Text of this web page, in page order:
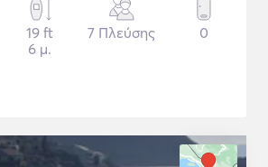
19 ft
6 μ.
7 Πλεύσης 0